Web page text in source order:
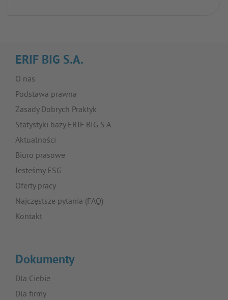
ERIF BIG S.A.
O nas
Podstawa prawna
Zasady Dobrych Praktyk
Statystyki bazy ERIF BIG S.A.
Aktualności
Biuro prasowe
Jesteśmy ESG
Oferty pracy
Najczęstsze pytania (FAQ)
Kontakt
Dokumenty
Dla Ciebie
Dla firmy